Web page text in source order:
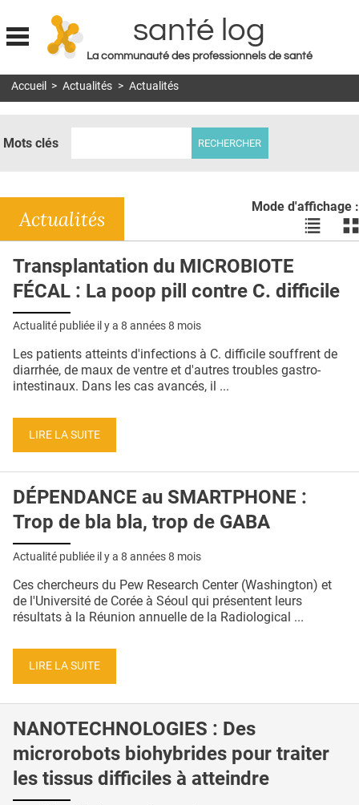
Jump to navigation
santé log
La communauté des professionnels de santé
MON COMPTE
DOSSIERS
RÉSEAUX
E-REVUE SAD
QUI SOMMES-NOUS ?
CONDITIONS GÉNÉRALES
CRÉDITS
Accueil > Actualités > Actualités
Mots clés
Mode d'affichage :
Voir
les
liste
les
Actualités
Transplantation du MICROBIOTE
FÉCAL : La poop pill contre C. difficile
Actualité publiée il y a 8 années 8 mois
Les patients atteints d'infections à C. difficile souffrent de
diarrhée, de maux de ventre et d'autres troubles gastro-
intestinaux. Dans les cas avancés, il ...
LIRE LA SUITE
DÉPENDANCE au SMARTPHONE :
Trop de bla bla, trop de GABA
Actualité publiée il y a 8 années 8 mois
Ces chercheurs du Pew Research Center (Washington) et
de l'Université de Corée à Séoul qui présentent leurs
résultats à la Réunion annuelle de la Radiological ...
LIRE LA SUITE
NANOTECHNOLOGIES : Des
microrobots biohybrides pour traiter
les tissus difficiles à atteindre